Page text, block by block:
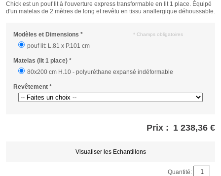
Chick est un pouf lit à l'ouverture express transformable en lit 1 place. Équipé
d'un matelas de 2 mètres de long et revêtu en tissu anallergique déhoussable.
Modèles et Dimensions *
pouf lit: L.81 x P.101 cm
Matelas (lit 1 place) *
80x200 cm H.10 - polyuréthane expansé indéformable
Revêtement *
* Champs obligatoires
Prix : 1 238,36 €
Visualiser les Echantillons
Quantité: